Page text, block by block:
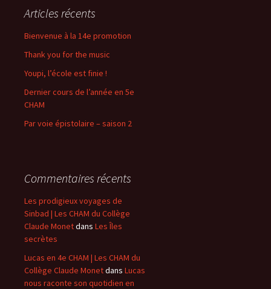
Articles récents
Bienvenue à la 14e promotion
Thank you for the music
Youpi, l’école est finie !
Dernier cours de l’année en 5e
CHAM
Par voie épistolaire – saison 2
Commentaires récents
Les prodigieux voyages de
Sinbad | Les CHAM du Collège
Claude Monetdans Les Îles
secrètes
Lucas en 4e CHAM | Les CHAM du
Collège Claude Monetdans Lucas
nous raconte son quotidien en